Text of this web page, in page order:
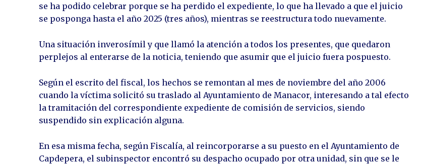
se ha podido celebrar porque se ha perdido el expediente, lo que ha llevado a que el juicio
se posponga hasta el año 2025 (tres años), mientras se reestructura todo nuevamente.
Una situación inverosímil y que llamó la atención a todos los presentes, que quedaron
perplejos al enterarse de la noticia, teniendo que asumir que el juicio fuera pospuesto.
Según el escrito del fiscal, los hechos se remontan al mes de noviembre del año 2006
cuando la víctima solicitó su traslado al Ayuntamiento de Manacor, interesando a tal efecto
la tramitación del correspondiente expediente de comisión de servicios, siendo
suspendido sin explicación alguna.
En esa misma fecha, según Fiscalía, al reincorporarse a su puesto en el Ayuntamiento de
Capdepera, el subinspector encontró su despacho ocupado por otra unidad, sin que se le